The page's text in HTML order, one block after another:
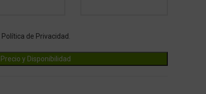
Política de Privacidad